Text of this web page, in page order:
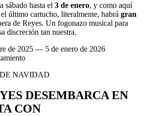
sábado hasta el 3 de enero, y como aquí
último cartucho, literalmente, habrá gran
de Reyes. Un fogonazo musical para
discreción tan nuestra.
de 2025 — 5 de enero de 2026
DESEMBARCA EN
CON